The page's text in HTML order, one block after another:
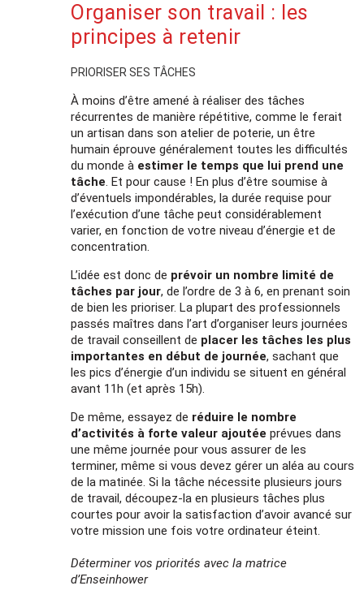
Organiser son travail : les
principes à retenir
PRIORISER SES TÂCHES
À moins d’être amené à réaliser des tâches
récurrentes de manière répétitive, comme le ferait
un artisan dans son atelier de poterie, un être
humain éprouve généralement toutes les difficultés
du monde à estimer le temps que lui prend une
tâche. Et pour cause ! En plus d’être soumise à
d’éventuels impondérables, la durée requise pour
l’exécution d’une tâche peut considérablement
varier, en fonction de votre niveau d’énergie et de
concentration.
L’idée est donc de prévoir un nombre limité de
tâches par jour, de l’ordre de 3 à 6, en prenant soin
de bien les prioriser. La plupart des professionnels
passés maîtres dans l’art d’organiser leurs journées
de travail conseillent de placer les tâches les plus
importantes en début de journée, sachant que
les pics d’énergie d’un individu se situent en général
avant 11h (et après 15h).
De même, essayez de réduire le nombre
d’activités à forte valeur ajoutée prévues dans
une même journée pour vous assurer de les
terminer, même si vous devez gérer un aléa au cours
de la matinée. Si la tâche nécessite plusieurs jours
de travail, découpez-la en plusieurs tâches plus
courtes pour avoir la satisfaction d’avoir avancé sur
votre mission une fois votre ordinateur éteint.
Déterminer vos priorités avec la matrice
d’Enseinhower